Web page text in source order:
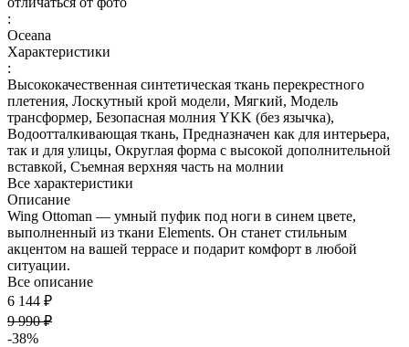
:
Oceana
Характеристики
:
Высококачественная синтетическая ткань перекрестного
плетения, Лоскутный крой модели, Мягкий, Модель
трансформер, Безопасная молния YKK (без язычка),
Водоотталкивающая ткань, Предназначен как для интерьера,
так и для улицы, Округлая форма с высокой дополнительной
вставкой, Съемная верхняя часть на молнии
Все характеристики
Описание
Wing Ottoman — умный пуфик под ноги в синем цвете,
выполненный из ткани Elements. Он станет стильным
акцентом на вашей террасе и подарит комфорт в любой
ситуации.
Все описание
6 144 ₽
9 990 ₽
-38%